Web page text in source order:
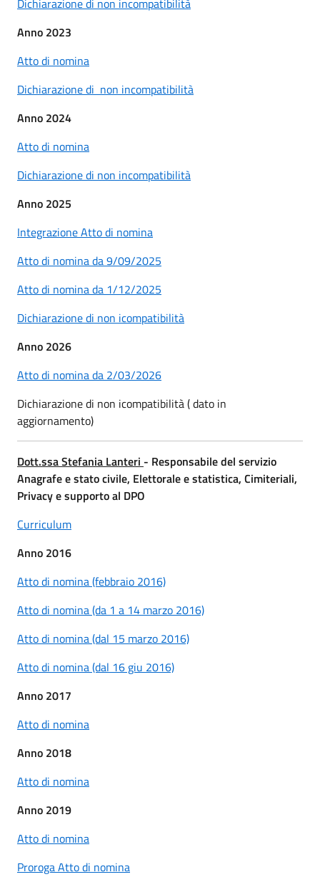
Anno 2023
Atto di nomina
Dichiarazione di non incompatibilità
Anno 2024
Atto di nomina
Dichiarazione di non incompatibilità
Anno 2025
Integrazione Atto di nomina
Atto di nomina da 9/09/2025
Atto di nomina da 1/12/2025
Dichiarazione di non icompatibilità
Anno 2026
Atto di nomina da 2/03/2026
Dichiarazione di non icompatibilità ( dato in
aggiornamento)
Dott.ssa Stefania Lanteri - Responsabile del servizio
Anagrafe e stato civile, Elettorale e statistica, Cimiteriali,
Privacy e supporto al DPO
Curriculum
Anno 2016
Atto di nomina (febbraio 2016)
Atto di nomina (da 1 a 14 marzo 2016)
Atto di nomina (dal 15 marzo 2016)
Atto di nomina (dal 16 giu 2016)
Anno 2017
Atto di nomina
Anno 2018
Atto di nomina
Anno 2019
Atto di nomina
Proroga Atto di nomina